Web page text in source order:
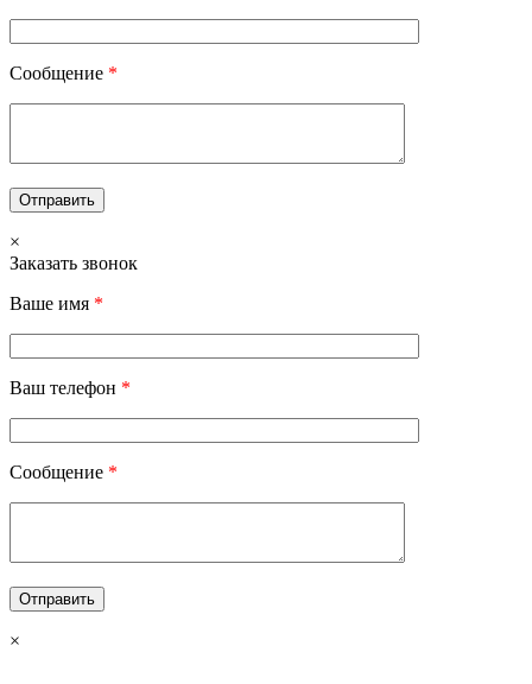
Сообщение *
×
Заказать звонок
Ваше имя *
Ваш телефон *
Сообщение *
×